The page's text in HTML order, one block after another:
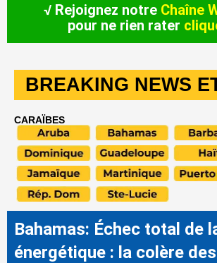
√ Rejoignez notre Chaîne
pour ne rien rater
BREAKING NEWS
CARAÏBES
Bahamas: Échec total de
énergétique : la colère des